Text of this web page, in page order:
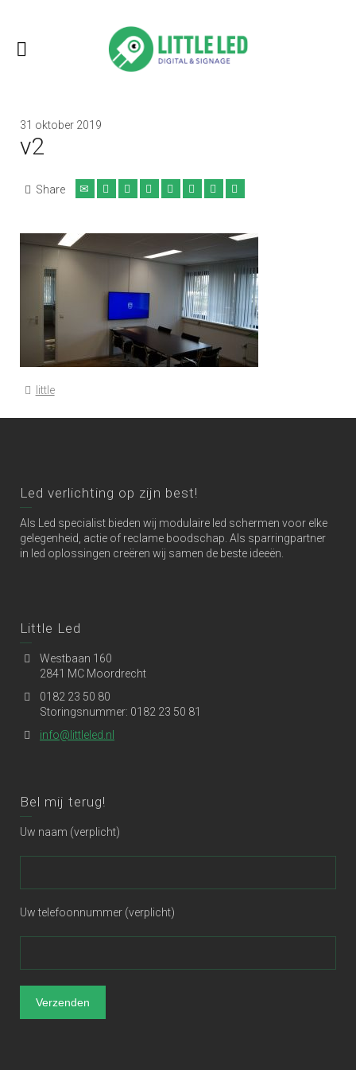
31 oktober 2019
v2
Share
little
Led verlichting op zijn best!
Als Led specialist bieden wij modulaire led schermen voor elke
gelegenheid, actie of reclame boodschap. Als sparringpartner
in led oplossingen creëren wij samen de beste ideeën.
Little Led
Westbaan 160
2841 MC Moordrecht
0182 23 50 80
Storingsnummer: 0182 23 50 81
info@littleled.nl
Bel mij terug!
Uw naam (verplicht)
Uw telefoonnummer (verplicht)